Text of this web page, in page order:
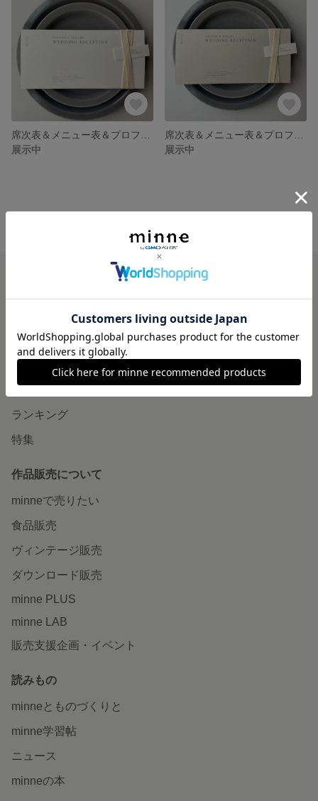
展示中
展示中
own hue designs の作品一覧
minneについて
minneで買いたい
作品をさがす
ランキング
特集
作品販売について
minneで売りたい
食品販売
ヴィンテージ販売
ダウンロード販売
minne PLUS
minne LAB
販売支援企画・イベント
読みもの
minneとものづくりと
minne学習帖
ニュース
minneの本